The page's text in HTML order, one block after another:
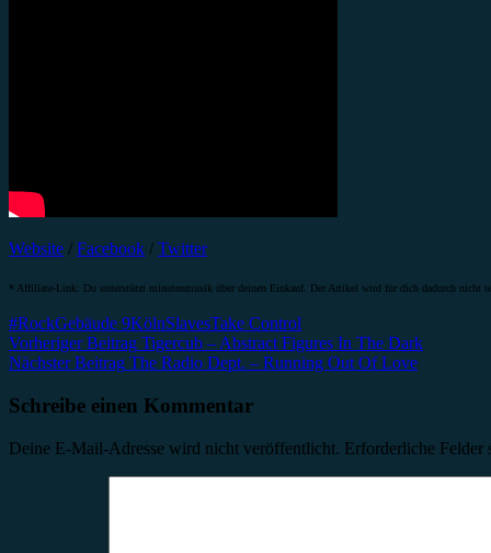
Website / Facebook / Twitter
* Affiliate-Link: Du unterstützt minutenmusik über deinen Einkauf. Der Artikel wird für dich dadurch nicht
#RockGebäude 9KölnSlavesTake Control
Beitragsnavigation
Vorheriger Beitrag Tigercub – Abstract Figures In The Dark
Nächster Beitrag The Radio Dept. – Running Out Of Love
Schreibe einen Kommentar
Deine E-Mail-Adresse wird nicht veröffentlicht. Erforderliche Felder